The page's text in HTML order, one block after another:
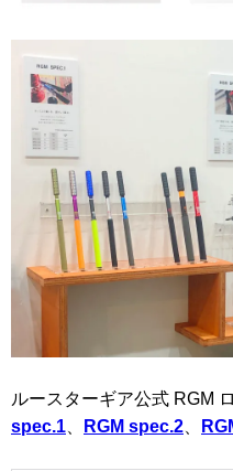
ルースターギア公式 RGM
spec.1
RGM spec.2